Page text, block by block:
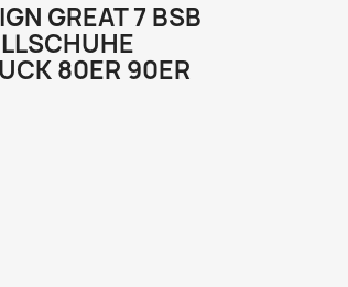
GREAT 7 BSB
80ER 90ER